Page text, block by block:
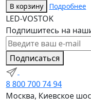
В корзину Подробнее
LED-VOSTOK
Подпишитесь на
Подписаться
8 800 700 74 94
Москва, Киевское